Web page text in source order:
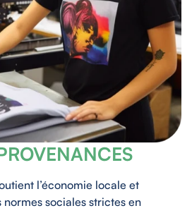
l’économie locale et
sociales strictes en